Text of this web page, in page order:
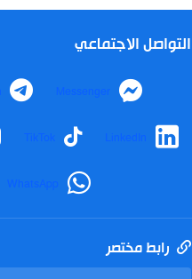
التواصل الاجتماعي
Messenger
LinkedIn
TikTok
WhatsApp
رابط مختصر